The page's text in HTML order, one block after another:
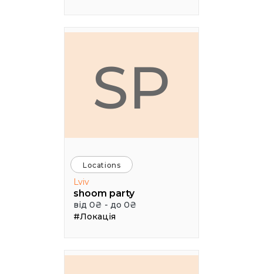
SP
Locations
Lviv
shoom party
від 0₴ - до 0₴
#Локація